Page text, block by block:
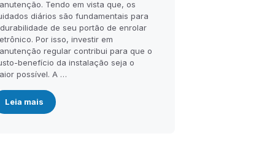
Tendo em vista que, os
diários são fundamentais para
de seu portão de enrolar
Por isso, investir em
regular contribui para que o
benefício da instalação seja o
possível. A …
Leia mais